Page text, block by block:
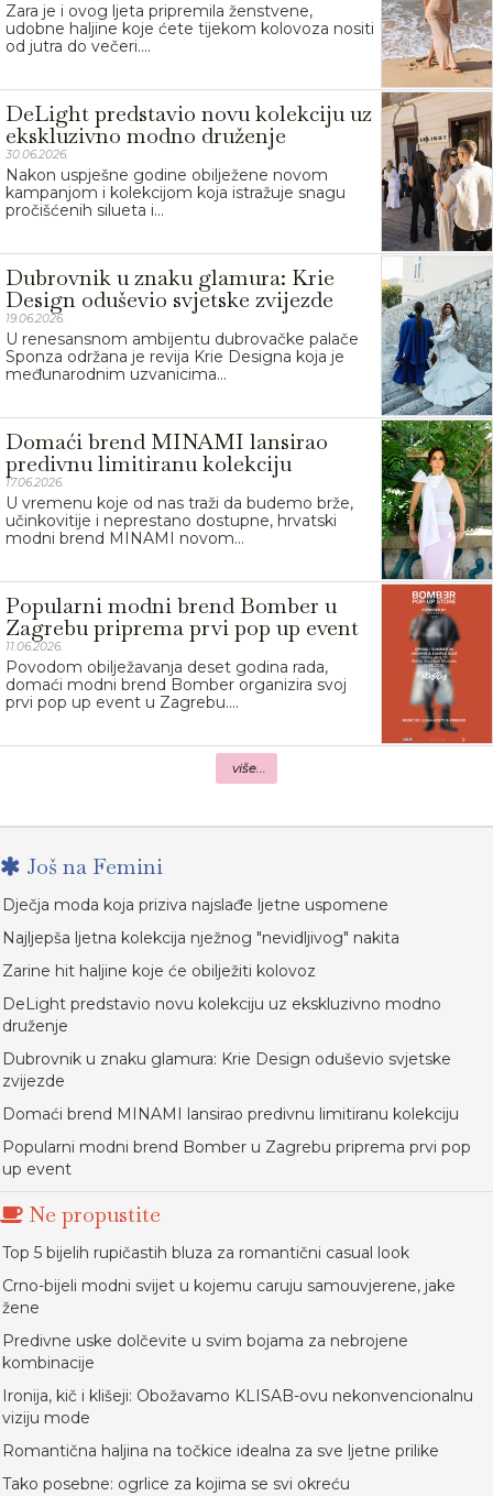
Zara je i ovog ljeta pripremila ženstvene,
udobne haljine koje ćete tijekom kolovoza nositi
od jutra do večeri....
DeLight predstavio novu kolekciju uz
ekskluzivno modno druženje
30.06.2026.
Nakon uspješne godine obilježene novom
kampanjom i kolekcijom koja istražuje snagu
pročišćenih silueta i...
Dubrovnik u znaku glamura: Krie
Design oduševio svjetske zvijezde
19.06.2026.
U renesansnom ambijentu dubrovačke palače
Sponza održana je revija Krie Designa koja je
međunarodnim uzvanicima...
Domaći brend MINAMI lansirao
predivnu limitiranu kolekciju
17.06.2026.
U vremenu koje od nas traži da budemo brže,
učinkovitije i neprestano dostupne, hrvatski
modni brend MINAMI novom...
Popularni modni brend Bomber u
Zagrebu priprema prvi pop up event
11.06.2026.
Povodom obilježavanja deset godina rada,
domaći modni brend Bomber organizira svoj
prvi pop up event u Zagrebu....
više...
Još na Femini
Dječja moda koja priziva najslađe ljetne uspomene
Najljepša ljetna kolekcija nježnog "nevidljivog" nakita
Zarine hit haljine koje će obilježiti kolovoz
DeLight predstavio novu kolekciju uz ekskluzivno modno
druženje
Dubrovnik u znaku glamura: Krie Design oduševio svjetske
zvijezde
Domaći brend MINAMI lansirao predivnu limitiranu kolekciju
Popularni modni brend Bomber u Zagrebu priprema prvi pop
up event
Ne propustite
Top 5 bijelih rupičastih bluza za romantični casual look
Crno-bijeli modni svijet u kojemu caruju samouvjerene, jake
žene
Predivne uske dolčevite u svim bojama za nebrojene
kombinacije
Ironija, kič i klišeji: Obožavamo KLISAB-ovu nekonvencionalnu
viziju mode
Romantična haljina na točkice idealna za sve ljetne prilike
Tako posebne: ogrlice za kojima se svi okreću